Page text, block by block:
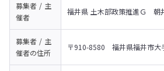
募集者 / 主
催者
福井県 土木部政策推進Ｇ　朝
募集者 / 主
催者の住所
〒910-8580　福井県福井市大